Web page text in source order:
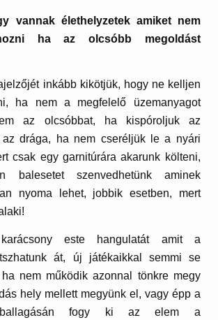
vannak élethelyzetek amiket nem
ha az olcsóbb megoldást
inkább kikötjük, hogy ne kelljen
ha nem a megfelelő üzemanyagot
az olcsóbbat, ha kispóroljuk az
az drága, ha nem cseréljük le a nyári
csak egy garnitúrára akarunk költeni,
balesetet szenvedhetünk aminek
nyoma lehet, jobbik esetben, mert
este hangulatát amit a
át, új játékaikkal semmi se
nem működik azonnal tönkre megy
hely mellett megyünk el, vagy épp a
ballagásán fogy ki az elem a